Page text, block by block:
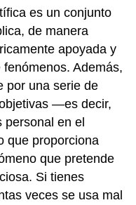
es un conjunto
de manera
apoyada y
Además,
por una serie de
—es decir,
personal en el
que proporciona
que pretende
Si tienes
veces se usa mal